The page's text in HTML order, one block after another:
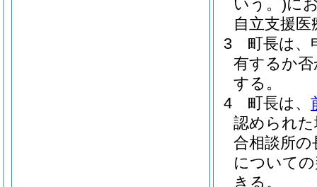
いう。)に
自立支援医
3
町長は、
有するか
する。
4
町長は、
認められ
合相談所
について
きる。